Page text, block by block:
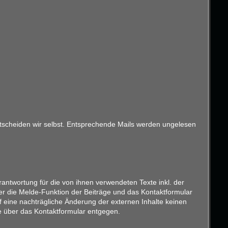
wir selbst. Entsprechende Mails werden ungelesen
für die von ihnen verwendeten Texte inkl. der
die Melde-Funktion der Beiträge und das Kontaktformular
nachträgliche Änderung der externen Inhalte keinen
das Kontaktformular entgegen.